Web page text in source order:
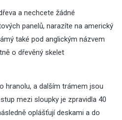
a nechcete žádné
panelů, narazíte na americký
také pod anglickým názvem
o dřevěný skelet
hranolu, a dalším trámem jsou
mezi sloupky je zpravidla 40
oplášťují deskami a do